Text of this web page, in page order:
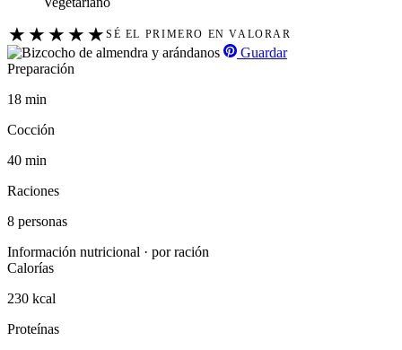
★ ★ ★ ★ ★ SÉ EL PRIMERO EN VALORAR
Guardar
Preparación
18 min
Cocción
40 min
Raciones
8 personas
Información nutricional · por ración
Calorías
230 kcal
Proteínas